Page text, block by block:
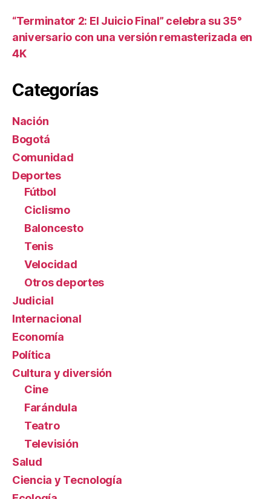
“Terminator 2: El Juicio Final” celebra su 35°
aniversario con una versión remasterizada en
4K
Categorías
Nación
Bogotá
Comunidad
Deportes
Fútbol
Ciclismo
Baloncesto
Tenis
Velocidad
Otros deportes
Judicial
Internacional
Economía
Política
Cultura y diversión
Cine
Farándula
Teatro
Televisión
Salud
Ciencia y Tecnología